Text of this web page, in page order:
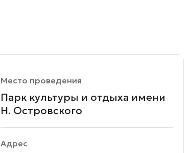
Место проведения
Парк культуры и отдыха имени
Н. Островского
Адрес